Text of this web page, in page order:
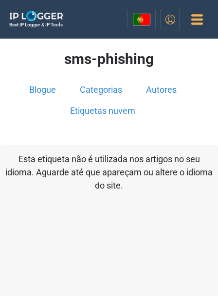
Best IP Logger & IP Tools
sms-phishing
Blogue Categorias Autores
Etiquetas nuvem